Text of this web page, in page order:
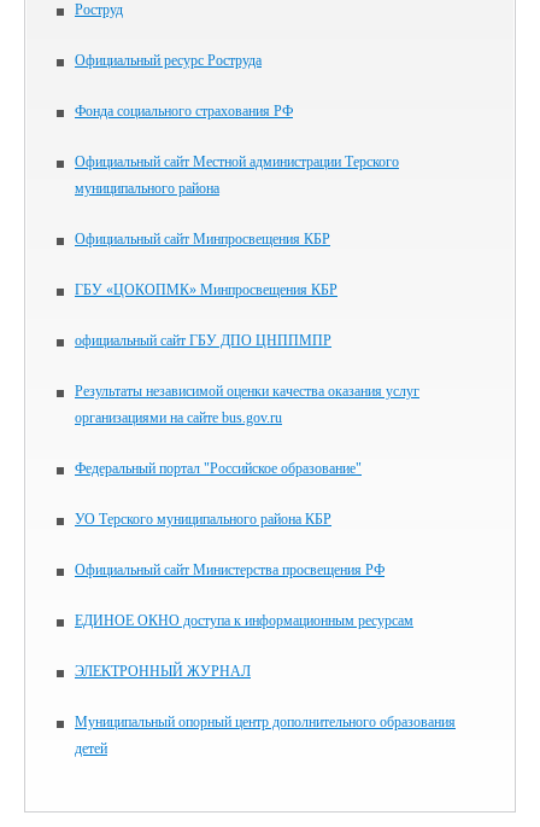
Роструд
Официальный ресурс Роструда
Фонда социального страхования РФ
Официальный сайт Местной администрации Терского
муниципального района
Официальный сайт Минпросвещения КБР
ГБУ «ЦОКОПМК» Минпросвещения КБР
официальный сайт ГБУ ДПО ЦНППМПР
Результаты независимой оценки качества оказания услуг
организациями на сайте bus.gov.ru
Федеральный портал "Российское образование"
УО Терского муниципального района КБР
Официальный сайт Министерства просвещения РФ
ЕДИНОЕ ОКНО доступа к информационным ресурсам
ЭЛЕКТРОННЫЙ ЖУРНАЛ
Муниципальный опорный центр дополнительного образования
детей